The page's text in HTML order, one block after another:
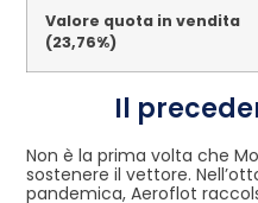
Valore quota in vendita
(23,76%)
Il
Non è la prima volta che
sostenere il vettore.
pandemica, Aeroflot